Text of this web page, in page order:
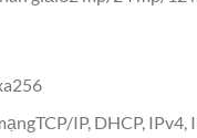
256
TCP/IP, DHCP, IPv4,